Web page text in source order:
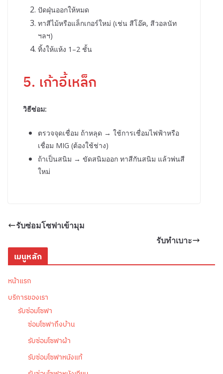
ปัดฝุ่นออกให้หมด
ทาสีไม้หรือแล็กเกอร์ใหม่ (เช่น สีโอ๊ค, สีวอลนัท
ฯลฯ)
ทิ้งให้แห้ง 1–2 ชั้น
5. เก้าอี้เหล็ก
วิธีซ่อม:
ตรวจจุดเชื่อม ถ้าหลุด → ใช้การเชื่อมไฟฟ้าหรือ
เชื่อม MIG (ต้องใช้ช่าง)
ถ้าเป็นสนิม → ขัดสนิมออก ทาสีกันสนิม แล้วพ่นสี
ใหม่
รับซ่อมโซฟาเข้ามุม
รับทำเบาะ
เมนูหลัก
หน้าแรก
บริการของเรา
รับซ่อมโซฟา
ซ่อมโซฟาถึงบ้าน
รับซ่อมโซฟาผ้า
รับซ่อมโซฟาหนังแท้